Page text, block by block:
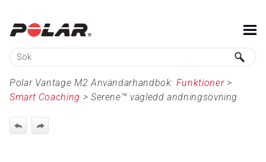
Hoppa över till huvudinnehåll
Polar Vantage M2 Användarhandbok: Funktioner>
Smart Coaching > Serene™ vägledd andningsövning